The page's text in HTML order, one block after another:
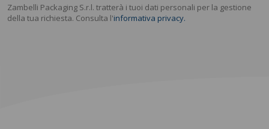
Zambelli Packaging S.r.l. tratterà i tuoi dati personali per la gestione
della tua richiesta. Consulta l'informativa privacy.